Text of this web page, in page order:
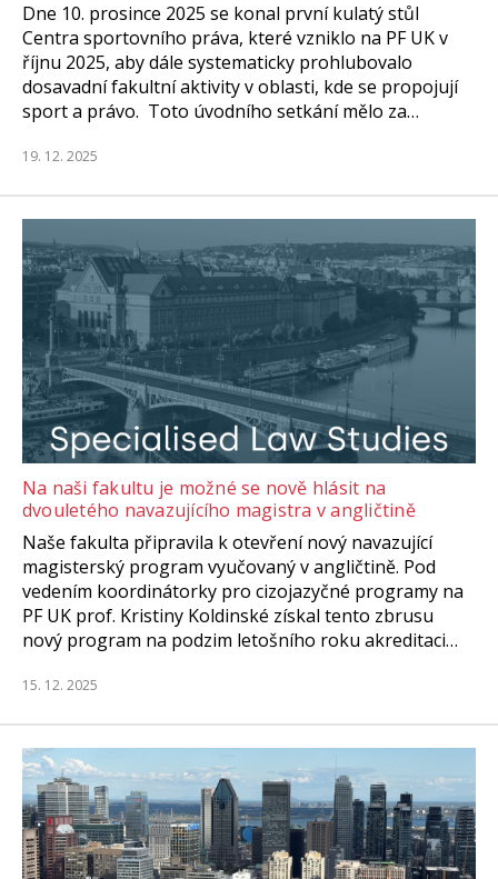
Dne 10. prosince 2025 se konal první kulatý stůl
Centra sportovního práva, které vzniklo na PF UK v
říjnu 2025, aby dále systematicky prohlubovalo
dosavadní fakultní aktivity v oblasti, kde se propojují
sport a právo. Toto úvodního setkání mělo za…
19. 12. 2025
Na naši fakultu je možné se nově hlásit na
dvouletého navazujícího magistra v angličtině
Naše fakulta připravila k otevření nový navazující
magisterský program vyučovaný v angličtině. Pod
vedením koordinátorky pro cizojazyčné programy na
PF UK prof. Kristiny Koldinské získal tento zbrusu
nový program na podzim letošního roku akreditaci…
15. 12. 2025